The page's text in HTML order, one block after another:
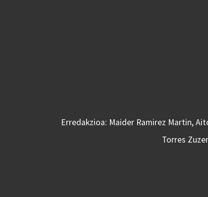
Erredakzioa: Maider Ramirez Martin,
Torres